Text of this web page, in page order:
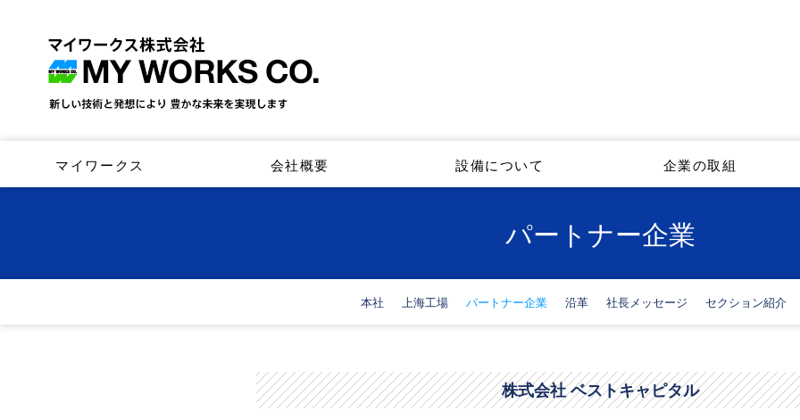
マイワークス 会社概要 設備について 企業の取組
パートナー企業
本社 上海工場 パートナー企業 沿革 社長メッセージ セクション紹介
株式会社 ベストキャピタル